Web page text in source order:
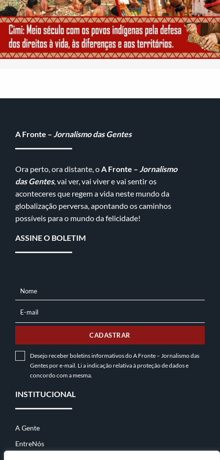
A Fronte – Jornalismo das Gentes
Ora perto, ora distante, oA Fronte – Jornalismo
das Gentes, vai ver, vai viver e vai sentir os
aconteceres que regem a vida neste mundo da
globalização perversa, apontando os caminhos
possíveis para o mundo da felicidade!
ASSINE O BOLETIM
NOME
Nome
MAIL
E-mail
CADASTRAR
Desejo receber boletins informativos do A Fronte – Jornalismo das
Gentes por e-mail. Li a indicação relativa àproteção de dadose
concordo com a mesma.
INSTITUCIONAL
A Gente
EntreNós